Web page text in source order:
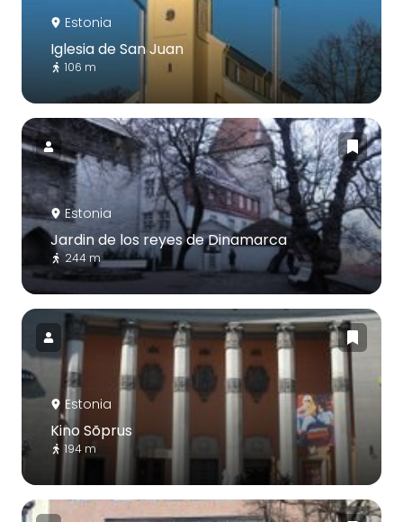
Estonia
Iglesia de San Juan
106 m
Estonia
Jardin de los reyes de Dinamarca
244 m
Estonia
Kino Sõprus
194 m